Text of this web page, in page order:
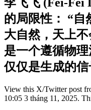
的局限性： “自
大自然，天上
是一个遵循物
仅仅是生成的信
View this X/Twitter post
10:05 3 tháng 11, 2025.